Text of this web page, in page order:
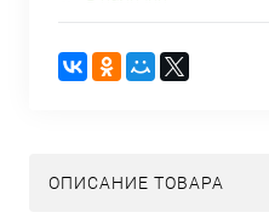
ОПИСАНИЕ ТОВАРА